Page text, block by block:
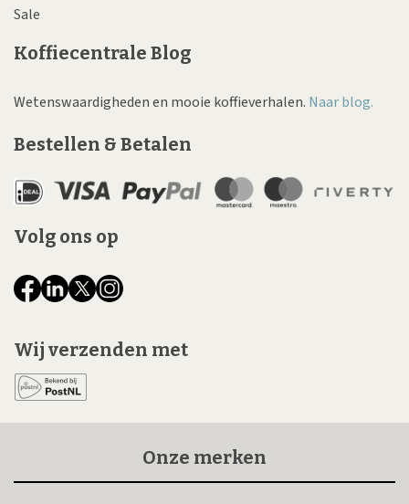
Sale
Koffiecentrale Blog
Wetenswaardigheden en mooie koffieverhalen. Naar blog.
Bestellen & Betalen
Volg ons op
Wij verzenden met
Onze merken